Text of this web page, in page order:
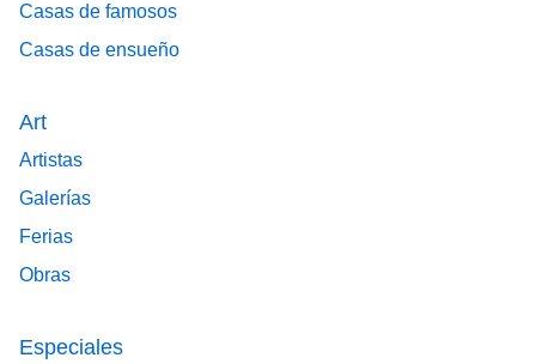
Casas de famosos
Casas de ensueño
Art
Artistas
Galerías
Ferias
Obras
Especiales